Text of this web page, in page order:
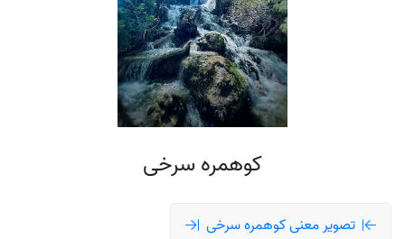
کوهمره سرخی
تصویر معنی کوهمره سرخی